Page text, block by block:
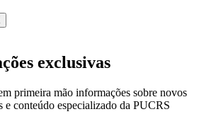
exclusivas
primeira mão informações sobre novos
e conteúdo especializado da PUCRS